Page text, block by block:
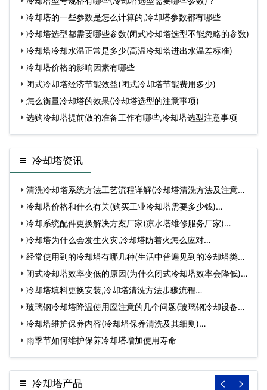
冷却塔的一些参数是怎么计算的,冷却塔参数都有哪些
冷却塔选型都需要哪些参数(闭式冷却塔选型不能忽略的参数)
冷却塔冷却水温正常是多少(高温冷却塔进出水温差标准)
冷却塔价格的影响因素有哪些
闭式冷却塔经济节能效益(闭式冷却塔节能费用多少)
怎么衡量冷却塔的效果(冷却塔选型的注意事项)
选购冷却塔提前做的准备工作有哪些,冷却塔选型注意事项
冷却塔资讯
清洗冷却塔系统方法工艺流程详解(冷却塔清洗方法及注意细
节…冷却塔价格和什么有关(购买工业冷却塔需要多少钱)…
冷却系统配件更换解决方案厂家(凉水塔维修服务厂家)…
冷却塔为什么会发生火灾,冷却塔防着火怎么应对…
经常使用到的冷却塔有哪几种(生活中普遍见到的冷却塔类型)
… 闭式冷却塔效率变低的原因(为什么闭式冷却塔效率会降低)…
冷却塔填料更换安装,冷却塔清洗方法步骤流程…
玻璃钢冷却塔降温使用应注意的几个问题(玻璃钢冷却设备维
护…冷却塔维护保养内容(冷却塔保养清洗及其细则)…
雨季节如何维护保养冷却塔增加使用寿命
冷却塔产品